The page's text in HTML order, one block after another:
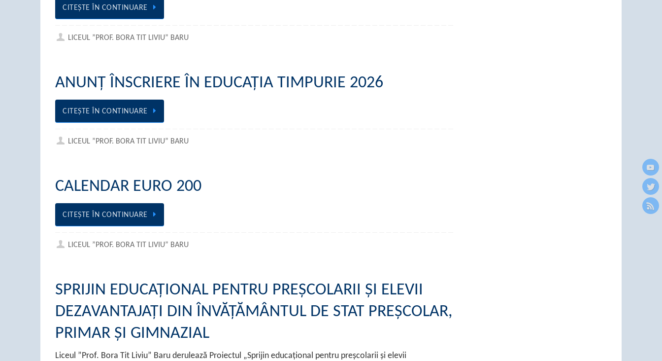
CITEŞTE ÎN CONTINUARE
LICEUL ”PROF. BORA TIT LIVIU” BARU
ANUNȚ ÎNSCRIERE ÎN EDUCAȚIA TIMPURIE 2026
CITEŞTE ÎN CONTINUARE
LICEUL ”PROF. BORA TIT LIVIU” BARU
CALENDAR EURO 200
CITEŞTE ÎN CONTINUARE
LICEUL ”PROF. BORA TIT LIVIU” BARU
SPRIJIN EDUCAȚIONAL PENTRU PREȘCOLARII ȘI ELEVII
DEZAVANTAJAȚI DIN ÎNVĂȚĂMÂNTUL DE STAT PREȘCOLAR,
PRIMAR ȘI GIMNAZIAL
Liceul ”Prof. Bora Tit Liviu” Baru derulează Proiectul „Sprijin educațional pentru preșcolarii și elevii